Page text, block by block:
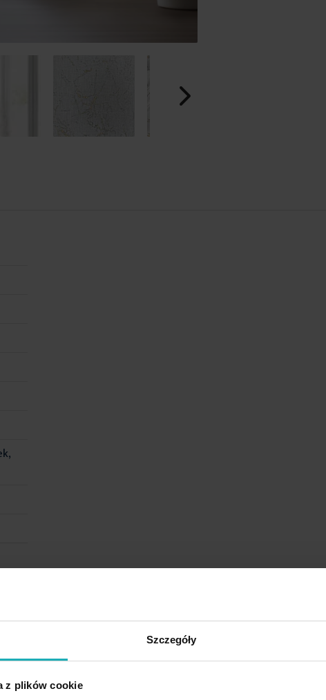
Szczegóły
z plików cookie